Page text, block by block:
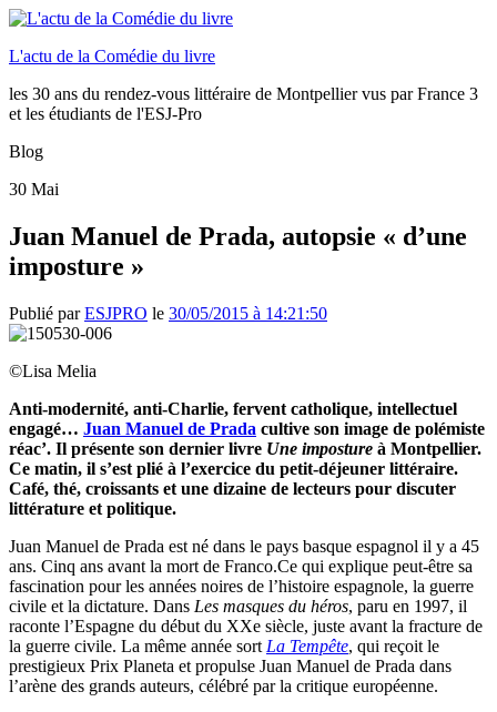
L'actu de la Comédie du livre
les 30 ans du rendez-vous littéraire de Montpellier vus par France 3
et les étudiants de l'ESJ-Pro
Blog
30 Mai
Juan Manuel de Prada, autopsie « d’une
imposture »
Publié parESJPRO le 30/05/2015 à 14:21:50
©Lisa Melia
Anti-modernité, anti-Charlie, fervent catholique, intellectuel
engagé… Juan Manuel de Prada cultive son image de polémiste
réac’. Il présente son dernier livre Une imposture à Montpellier.
Ce matin, il s’est plié à l’exercice du petit-déjeuner littéraire.
Café, thé, croissants et une dizaine de lecteurs pour discuter
littérature et politique.
Juan Manuel de Prada est né dans le pays basque espagnol il y a 45
ans. Cinq ans avant la mort de Franco.Ce qui explique peut-être sa
fascination pour les années noires de l’histoire espagnole, la guerre
civile et la dictature. Dans Les masques du héros, paru en 1997, il
raconte l’Espagne du début du XXe siècle, juste avant la fracture de
la guerre civile. La même année sort La Tempête, qui reçoit le
prestigieux Prix Planeta et propulse Juan Manuel de Prada dans
l’arène des grands auteurs, célébré par la critique européenne.